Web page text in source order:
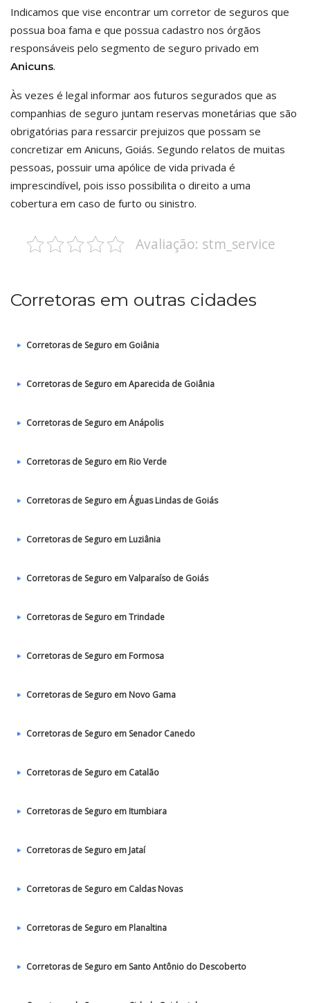
Indicamos que vise encontrar um corretor de seguros que
possua boa fama e que possua cadastro nos órgãos
responsáveis pelo segmento de seguro privado em
Anicuns.
Às vezes é legal informar aos futuros segurados que as
companhias de seguro juntam reservas monetárias que são
obrigatórias para ressarcir prejuizos que possam se
concretizar em Anicuns, Goiás. Segundo relatos de muitas
pessoas, possuir uma apólice de vida privada é
imprescindível, pois isso possibilita o direito a uma
cobertura em caso de furto ou sinistro.
Avaliação: stm_service
Corretoras em outras cidades
Corretoras de Seguro em Goiânia
Corretoras de Seguro em Aparecida de Goiânia
Corretoras de Seguro em Anápolis
Corretoras de Seguro em Rio Verde
Corretoras de Seguro em Águas Lindas de Goiás
Corretoras de Seguro em Luziânia
Corretoras de Seguro em Valparaíso de Goiás
Corretoras de Seguro em Trindade
Corretoras de Seguro em Formosa
Corretoras de Seguro em Novo Gama
Corretoras de Seguro em Senador Canedo
Corretoras de Seguro em Catalão
Corretoras de Seguro em Itumbiara
Corretoras de Seguro em Jataí
Corretoras de Seguro em Caldas Novas
Corretoras de Seguro em Planaltina
Corretoras de Seguro em Santo Antônio do Descoberto